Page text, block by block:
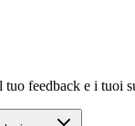
tuo feedback e i tuoi